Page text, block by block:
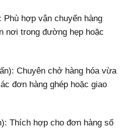
Phù hợp vận chuyển hàng
nơi trong đường hẹp hoặc
Chuyên chở hàng hóa vừa
đơn hàng ghép hoặc giao
Thích hợp cho đơn hàng số